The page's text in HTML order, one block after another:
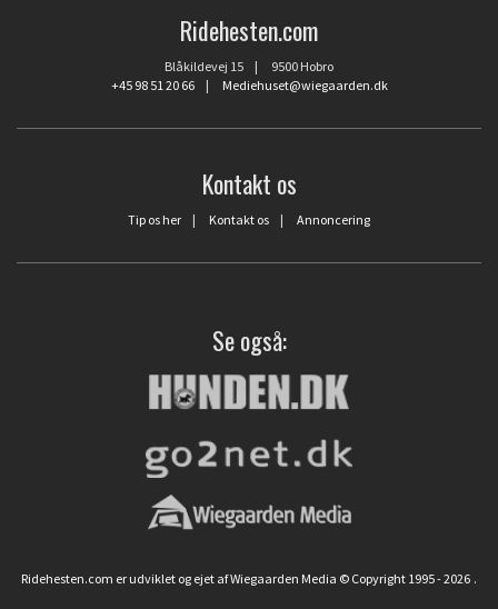
Ridehesten.com
Blåkildevej 15 | 9500 Hobro
+45 98 51 20 66| Mediehuset@wiegaarden.dk
Kontakt os
Tip os her | Kontakt os | Annoncering
Se også:
Ridehesten.com er udviklet og ejet af Wiegaarden Media © Copyright 1995 - 2026 .